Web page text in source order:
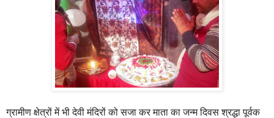
ग्रामीण क्षेत्रों में भी देवी मंदिरों को सजा कर माता का जन्म दिवस श्रद्धा पूर्वक